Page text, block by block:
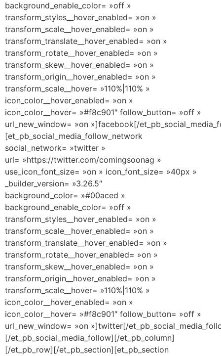
background_enable_color= »off »
transform_styles__hover_enabled= »on »
transform_scale__hover_enabled= »on »
transform_translate__hover_enabled= »on »
transform_rotate__hover_enabled= »on »
transform_skew__hover_enabled= »on »
transform_origin__hover_enabled= »on »
transform_scale__hover= »110%|110% »
icon_color__hover_enabled= »on »
icon_color__hover= »#f8c901″ follow_button= »off »
url_new_window= »on »]facebook[/
[et_pb_social_media_follow_network
social_network= »twitter »
url= »https://twitter.com/comingsoonag »
use_icon_font_size= »on » icon_font_size= »40px »
_builder_version= »3.26.5″
background_color= »#00aced »
background_enable_color= »off »
transform_styles__hover_enabled= »on »
transform_scale__hover_enabled= »on »
transform_translate__hover_enabled= »on »
transform_rotate__hover_enabled= »on »
transform_skew__hover_enabled= »on »
transform_origin__hover_enabled= »on »
transform_scale__hover= »110%|110% »
icon_color__hover_enabled= »on »
icon_color__hover= »#f8c901″ follow_button= »off »
url_new_window= »on »]twitter[/
[/et_pb_social_media_follow][/et_pb_column]
[/et_pb_row][/et_pb_section][et_pb_section